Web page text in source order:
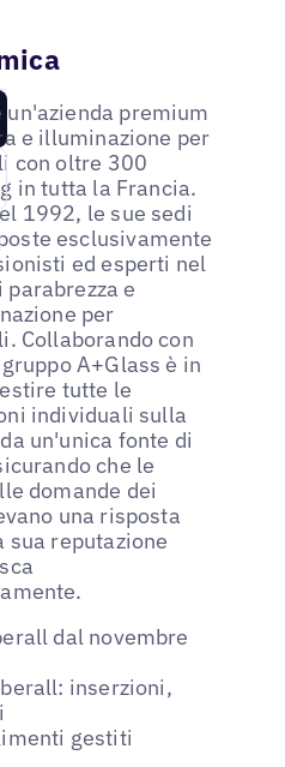
un'azienda premium
e illuminazione per
con oltre 300
in tutta la Francia.
1992, le sue sedi
esclusivamente
ed esperti nel
parabrezza e
per
Collaborando con
A+Glass è in
tutte le
individuali sulla
un'unica fonte di
che le
domande dei
una risposta
sua reputazione
dal novembre
inserzioni,
gestiti